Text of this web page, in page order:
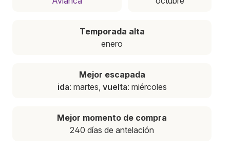
Temporada alta
enero
Mejor escapada
ida: martes, vuelta: miércoles
Mejor momento de compra
240 días de antelación